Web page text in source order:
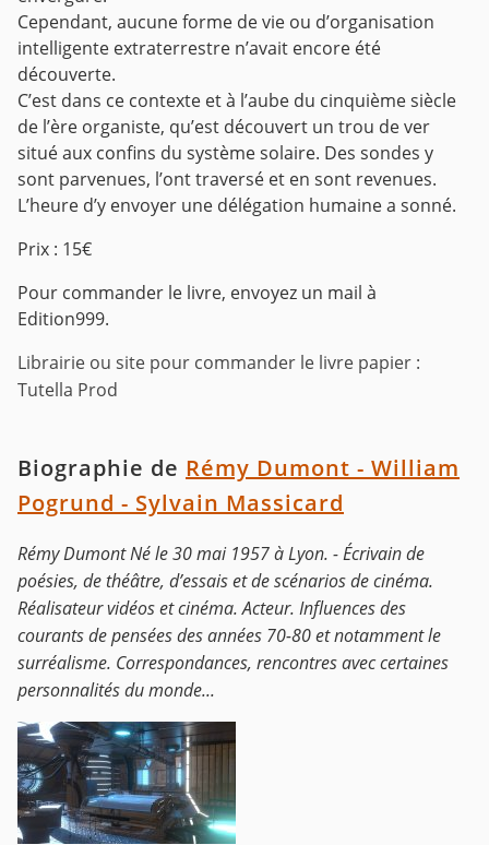
Cependant, aucune forme de vie ou d’organisation
intelligente extraterrestre n’avait encore été
découverte.
C’est dans ce contexte et à l’aube du cinquième siècle
de l’ère organiste, qu’est découvert un trou de ver
situé aux confins du système solaire. Des sondes y
sont parvenues, l’ont traversé et en sont revenues.
L’heure d’y envoyer une délégation humaine a sonné.
Prix : 15€
Pour commander le livre, envoyez un mail à
Edition999.
Librairie ou site pour commander le livre papier :
Tutella Prod
Biographie de Rémy Dumont - William
Pogrund - Sylvain Massicard
Rémy Dumont Né le 30 mai 1957 à Lyon. - Écrivain de
poésies, de théâtre, d’essais et de scénarios de cinéma.
Réalisateur vidéos et cinéma. Acteur. Influences des
courants de pensées des années 70-80 et notamment le
surréalisme. Correspondances, rencontres avec certaines
personnalités du monde...